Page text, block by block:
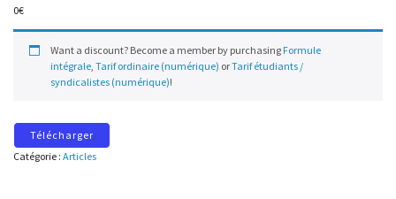
0€
Want a discount? Become a member by purchasing Formule
intégrale, Tarif ordinaire (numérique) orTarif étudiants /
syndicalistes (numérique)!
Télécharger
Catégorie : Articles